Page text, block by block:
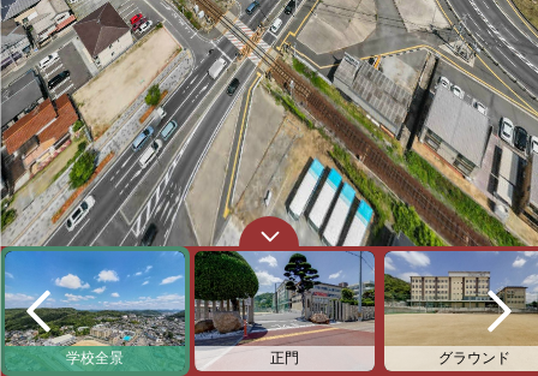
学校全景 正門 グラウンド